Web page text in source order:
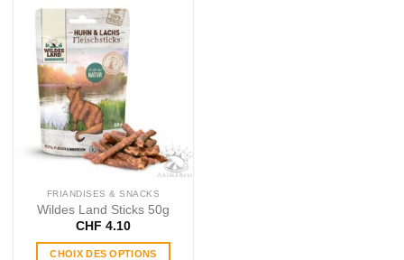
FRIANDISES & SNACKS
Wildes Land Sticks 50g
CHF 4.10
CHOIX DES OPTIONS